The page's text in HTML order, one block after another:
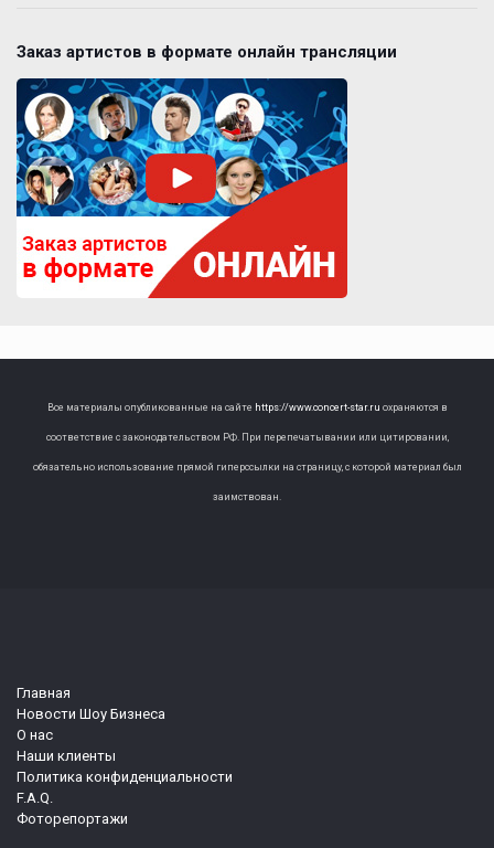
Заказ артистов в формате онлайн трансляции
Все материалы опубликованные на сайте https://www.concert-star.ru охраняются в
соответствие с законодательством РФ. При перепечатывании или цитировании,
обязательно использование прямой гиперссылки на страницу, с которой материал был
заимствован.
Главная
Новости Шоу Бизнеса
О нас
Наши клиенты
Политика конфиденциальности
F.A.Q.
Фоторепортажи